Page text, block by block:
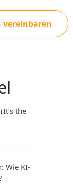
vereinbaren
the
Wie KI-